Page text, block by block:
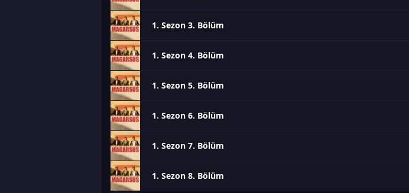
1. Sezon 3. Bölüm
1. Sezon 4. Bölüm
1. Sezon 5. Bölüm
1. Sezon 6. Bölüm
1. Sezon 7. Bölüm
1. Sezon 8. Bölüm